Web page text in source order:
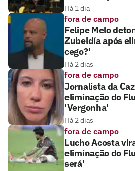
Há 1 dia
fora de campo
Felipe Melo
Zubeldía após
cego?'
Há 2 dias
fora de campo
Jornalista da
eliminação do
'Vergonha'
Há 2 dias
fora de campo
Lucho Acosta
eliminação do
será'